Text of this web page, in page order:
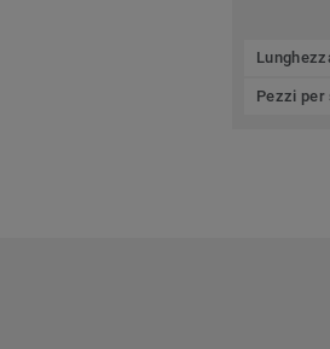
Pezzi per